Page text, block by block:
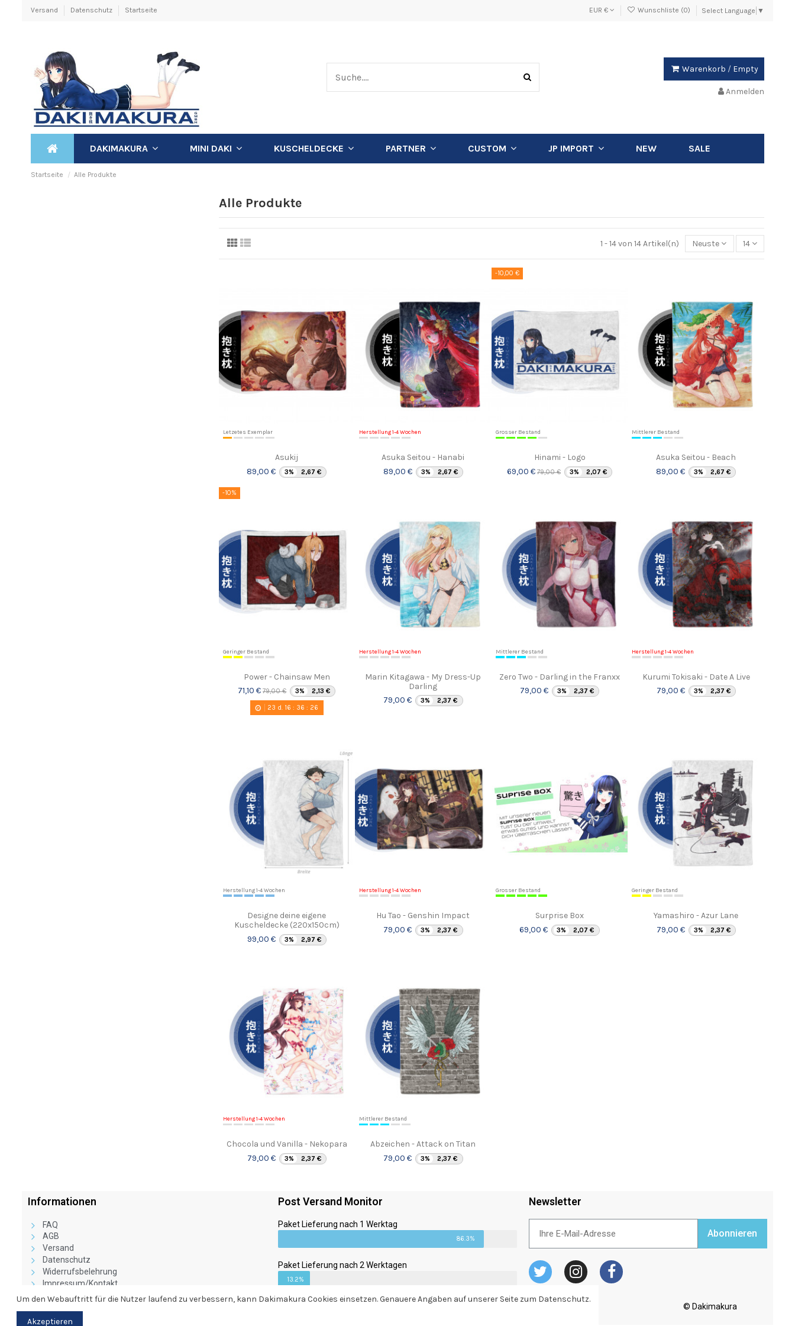
Versand Datenschutz Startseite EUR € Wunschliste (0) Select Language ▼
Warenkorb / Empty
Anmelden
DAKIMAKURA MINI DAKI KUSCHELDECKE PARTNER CUSTOM JP IMPORT NEW SALE
Startseite Alle Produkte
Alle Produkte
1 - 14 von 14 Artikel(n) Neuste 14
Letzetes Exemplar
Asukij
89,00 €
3% 2,67 €
Herstellung 1-4 Wochen
Asuka Seitou - Hanabi
89,00 €
3% 2,67 €
Grosser Bestand
-10,00 €
Hinami - Logo
69,00 € 79,00 € 3% 2,07 €
Mittlerer Bestand
Asuka Seitou - Beach
89,00 €
3% 2,67 €
Geringer Bestand
-10%
Power - Chainsaw Men
71,10 €79,00 € 3% 2,13 €
23 d. 16 : 36 : 25
Herstellung 1-4 Wochen
Marin Kitagawa - My Dress-Up
Darling
79,00 €
3% 2,37 €
Mittlerer Bestand
Zero Two - Darling in the Franxx
79,00 €
3% 2,37 €
Herstellung 1-4 Wochen
Kurumi Tokisaki - Date A Live
79,00 €
3% 2,37 €
Herstellung 1-4 Wochen
Designe deine eigene
Kuscheldecke (220x150cm)
99,00 €
3% 2,97 €
Herstellung 1-4 Wochen
Hu Tao - Genshin Impact
79,00 €
3% 2,37 €
Grosser Bestand
Surprise Box
69,00 €
3% 2,07 €
Geringer Bestand
Yamashiro - Azur Lane
79,00 €
3% 2,37 €
Herstellung 1-4 Wochen
Chocola und Vanilla - Nekopara
79,00 €
3% 2,37 €
Mittlerer Bestand
Abzeichen - Attack on Titan
79,00 €
3% 2,37 €
Informationen
FAQ
AGB
Versand
Datenschutz
Widerrufsbelehrung
Impressum/Kontakt
Vertragswiderruf
Post Versand Monitor
Paket Lieferung nach 1 Werktag
86.3%
Paket Lieferung nach 2 Werktagen
13.2%
Newsletter
Abonnieren
© Dakimakura
Um den Webauftritt für die Nutzer laufend zu verbessern, kann Dakimakura Cookies einsetzen. Genauere Angaben auf unserer Seite zum Datenschutz.
Akzeptieren